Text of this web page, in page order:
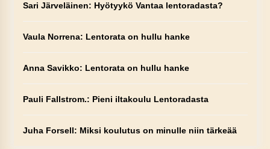
Sari Järveläinen: Hyötyykö Vantaa lentoradasta?
Vaula Norrena: Lentorata on hullu hanke
Anna Savikko: Lentorata on hullu hanke
Pauli Fallstrom.: Pieni iltakoulu Lentoradasta
Juha Forsell: Miksi koulutus on minulle niin tärkeää